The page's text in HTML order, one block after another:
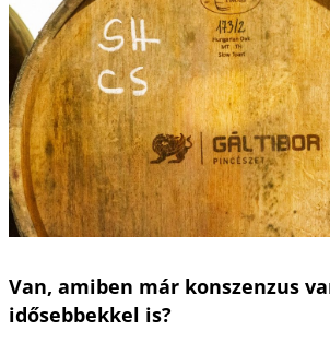
Van, amiben már konszenzus
idősebbekkel is?